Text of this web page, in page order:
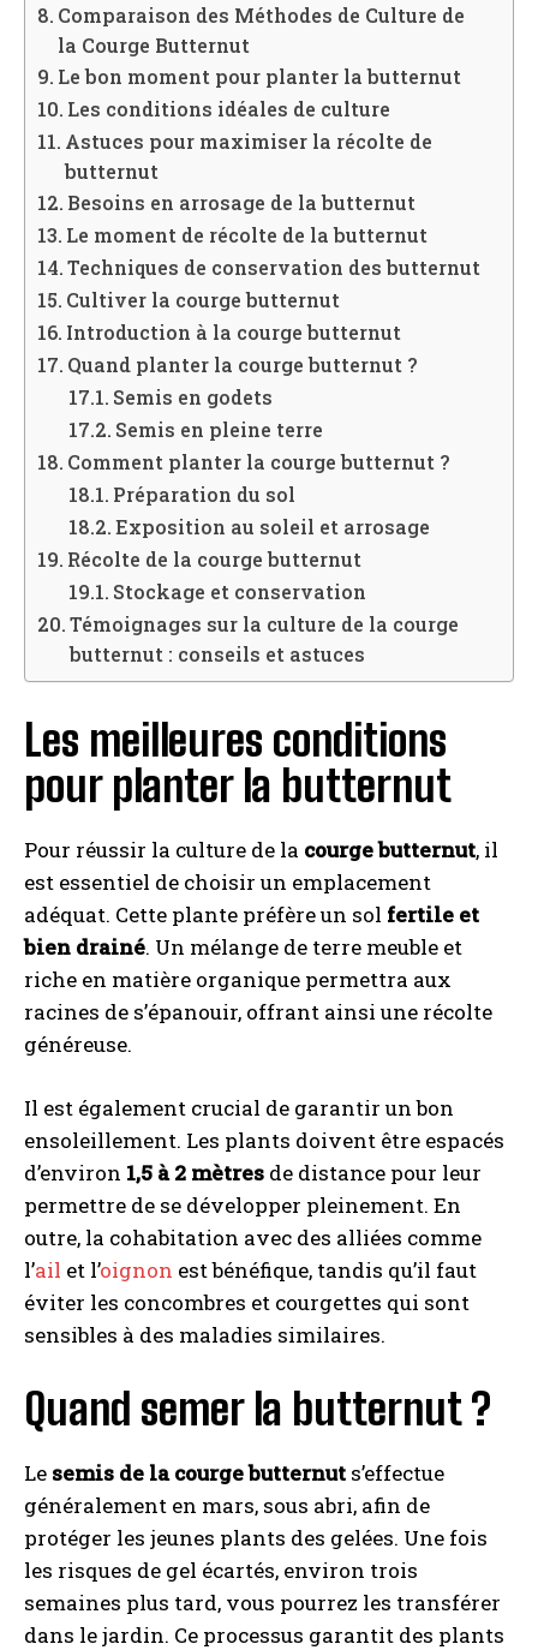
Comparaison des Méthodes de Culture de
la Courge Butternut
Le bon moment pour planter la butternut
Les conditions idéales de culture
Astuces pour maximiser la récolte de
butternut
Besoins en arrosage de la butternut
Le moment de récolte de la butternut
Techniques de conservation des butternut
Cultiver la courge butternut
Introduction à la courge butternut
Quand planter la courge butternut ?
Semis en godets
Semis en pleine terre
Comment planter la courge butternut ?
Préparation du sol
Exposition au soleil et arrosage
Récolte de la courge butternut
Stockage et conservation
Témoignages sur la culture de la courge
butternut : conseils et astuces
Les meilleures conditions
pour planter la butternut
Pour réussir la culture de la courge butternut, il
est essentiel de choisir un emplacement
adéquat. Cette plante préfère un sol fertile et
bien drainé. Un mélange de terre meuble et
riche en matière organique permettra aux
racines de s’épanouir, offrant ainsi une récolte
généreuse.
Il est également crucial de garantir un bon
ensoleillement. Les plants doivent être espacés
d’environ 1,5 à 2 mètres de distance pour leur
permettre de se développer pleinement. En
outre, la cohabitation avec des alliées comme
l’ail et l’oignon est bénéfique, tandis qu’il faut
éviter les concombres et courgettes qui sont
sensibles à des maladies similaires.
Quand semer la butternut ?
Le semis de la courge butternut s’effectue
généralement en mars, sous abri, afin de
protéger les jeunes plants des gelées. Une fois
les risques de gel écartés, environ trois
semaines plus tard, vous pourrez les transférer
dans le jardin. Ce processus garantit des plants